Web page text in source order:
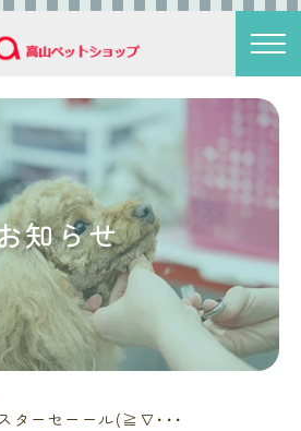
知らせ
スターセーール(≧∇･･･